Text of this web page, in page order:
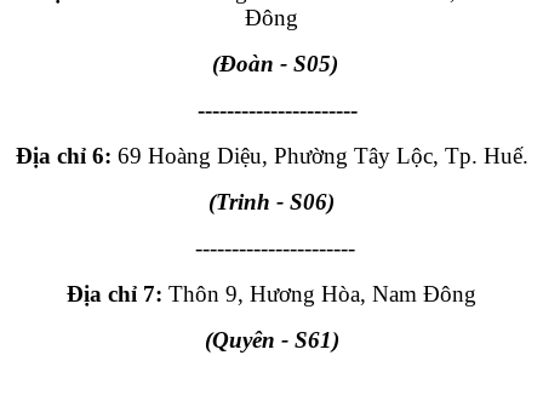
Đông
(Đoàn - S05)
----------------------
Địa chỉ 6: 69 Hoàng Diệu, Phường Tây Lộc, Tp. Huế.
(Trinh - S06)
----------------------
Địa chỉ 7: Thôn 9, Hương Hòa, Nam Đông
(Quyên - S61)